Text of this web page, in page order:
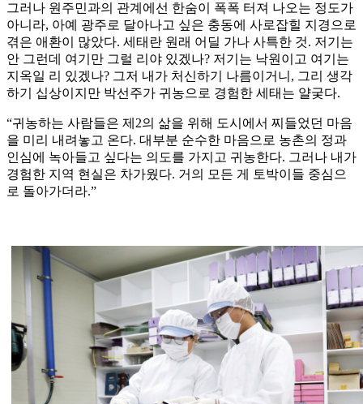
그러나 원주민과의 관계에선 한숨이 폭폭 터져 나오는 정도가
아니라, 아예 광주로 달아나고 싶은 충동에 사로잡힐 지경으로
겪은 애환이 많았다. 세태란 원래 어딜 가나 사특한 것. 저기는
안 그런데 여기만 그럴 리야 있겠나? 저기는 낙원이고 여기는
지옥일 리 있겠나? 그저 내가 처신하기 나름이거니, 그리 생각
하기 십상이지만 박선주가 귀농으로 경험한 세태는 얄궂다.
“귀농하는 사람들은 제2의 삶을 위해 도시에서 찌들었던 마음
을 미리 내려놓고 온다. 대부분 순수한 마음으로 농촌의 정과
인심에 녹아들고 싶다는 의도를 가지고 귀농한다. 그러나 내가
경험한 지역 현실은 차가웠다. 거의 모든 게 토박이들 중심으
로 돌아가더라.”